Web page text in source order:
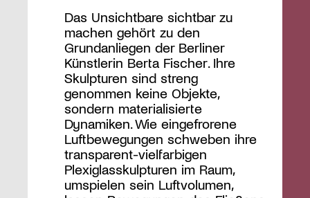
Das Unsichtbare sichtbar zu
machen gehört zu den
Grundanliegen der Berliner
Künstlerin Berta Fischer. Ihre
Skulpturen sind streng
genommen keine Objekte,
sondern materialisierte
Dynamiken. Wie eingefrorene
Luftbewegungen schweben ihre
transparent-vielfarbigen
Plexiglasskulpturen im Raum,
umspielen sein Luftvolumen,